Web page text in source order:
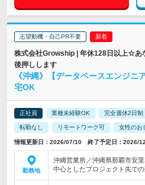
志望動機・自己PR不要
株式会社Growship | 年休128日以上☆あ
後押しします
《沖縄》【データベースエンジ
宅OK
正社員 業種未経験OK 完全週休2日制
転勤なし リモートワーク可 女性のお
情報更新日：2026/07/10 終了予定日：2026/
勤務地
沖縄営業所／沖縄県那覇市安
中心としたプロジェクト先で